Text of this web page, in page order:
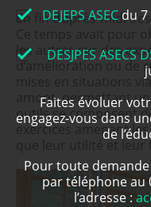
En fin d’après-midi
Ce temps avait pour
les autres sur des
d’amélioration ou de
mises en situations
amont, permettant
outils se composent
exercices amenant
que leur utilité et leur
DEJEPS ASECdu 7
DESJPES ASECS
Faites évoluer
engagez-vous dans
de
Pour toute
par téléphone au
l’adresse :